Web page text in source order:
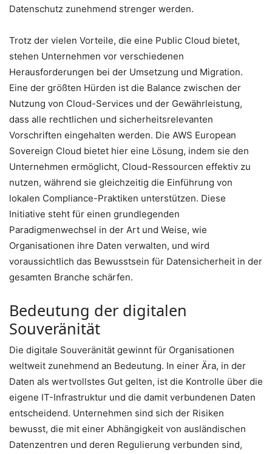
Datenschutz zunehmend strenger werden.
Trotz der vielen Vorteile, die eine Public Cloud bietet,
stehen Unternehmen vor verschiedenen
Herausforderungen bei der Umsetzung und Migration.
Eine der größten Hürden ist die Balance zwischen der
Nutzung von Cloud-Services und der Gewährleistung,
dass alle rechtlichen und sicherheitsrelevanten
Vorschriften eingehalten werden. Die AWS European
Sovereign Cloud bietet hier eine Lösung, indem sie den
Unternehmen ermöglicht, Cloud-Ressourcen effektiv zu
nutzen, während sie gleichzeitig die Einführung von
lokalen Compliance-Praktiken unterstützen. Diese
Initiative steht für einen grundlegenden
Paradigmenwechsel in der Art und Weise, wie
Organisationen ihre Daten verwalten, und wird
voraussichtlich das Bewusstsein für Datensicherheit in der
gesamten Branche schärfen.
Bedeutung der digitalen
Souveränität
Die digitale Souveränität gewinnt für Organisationen
weltweit zunehmend an Bedeutung. In einer Ära, in der
Daten als wertvollstes Gut gelten, ist die Kontrolle über die
eigene IT-Infrastruktur und die damit verbundenen Daten
entscheidend. Unternehmen sind sich der Risiken
bewusst, die mit einer Abhängigkeit von ausländischen
Datenzentren und deren Regulierung verbunden sind,